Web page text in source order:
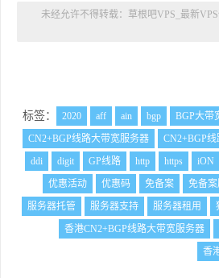
未经允许不得转载： 草根吧VPS_最新
标签： 2020 aff ain bgp BGP大带
CN2+BGP线路大带宽服务器
CN2+BGP
ddi
digit GP线路 http https iON
优惠活动
优惠码 免备案 免备
服务器托管
服务器支持 服务器租用
香港CN2+BGP线路大带宽服务器
香